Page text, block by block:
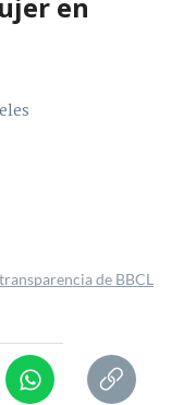
de BBCL